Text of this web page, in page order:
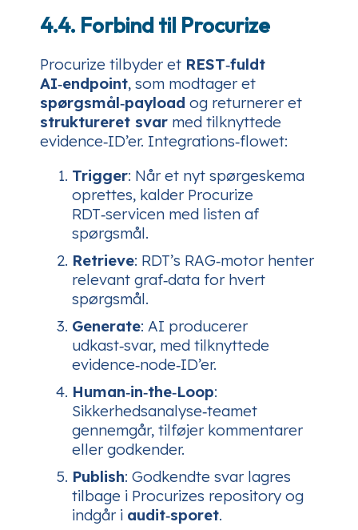
4.4. Forbind til Procurize
Procurize tilbyder et REST‑fuldt
AI‑endpoint, som modtager et
spørgsmål‑payload og returnerer et
struktureret svar med tilknyttede
evidence‑ID’er. Integrations‑flowet:
Trigger: Når et nyt spørgeskema
oprettes, kalder Procurize
RDT‑servicen med listen af
spørgsmål.
Retrieve: RDT’s RAG‑motor henter
relevant graf‑data for hvert
spørgsmål.
Generate: AI producerer
udkast‑svar, med tilknyttede
evidence‑node‑ID’er.
Human‑in‑the‑Loop:
Sikkerhedsanalyse‑teamet
gennemgår, tilføjer kommentarer
eller godkender.
Publish: Godkendte svar lagres
tilbage i Procurizes repository og
indgår i audit‑sporet.